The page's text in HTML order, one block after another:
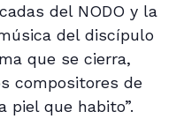
del NODO y la
del discípulo
que se cierra,
compositores de
piel que habito”.